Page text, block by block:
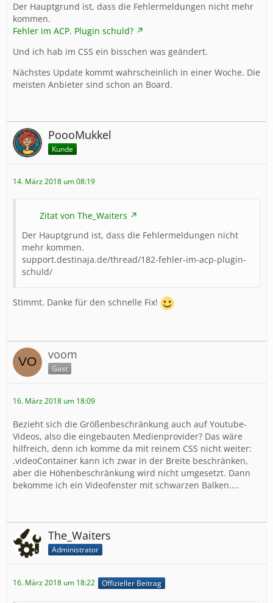
Der Hauptgrund ist, dass die Fehlermeldungen nicht mehr
kommen.
Fehler im ACP. Plugin schuld?
Und ich hab im CSS ein bisschen was geändert.
Nächstes Update kommt wahrscheinlich in einer Woche. Die
meisten Anbieter sind schon an Board.
PoooMukkel
Kunde
14. März 2018 um 08:19
Zitat von The_Waiters
Der Hauptgrund ist, dass die Fehlermeldungen nicht
mehr kommen.
support.destinaja.de/thread/182-fehler-im-acp-plugin-
schuld/
Stimmt. Danke für den schnelle Fix!
voom
Gast
16. März 2018 um 18:09
Bezieht sich die Größenbeschränkung auch auf Youtube-
Videos, also die eingebauten Medienprovider? Das wäre
hilfreich, denn ich komme da mit reinem CSS nicht weiter:
.videoContainer kann ich zwar in der Breite beschränken,
aber die Höhenbeschränkung wird nicht umgesetzt. Dann
bekomme ich ein Videofenster mit schwarzen Balken....
The_Waiters
Administrator
16. März 2018 um 18:22 Offizieller Beitrag